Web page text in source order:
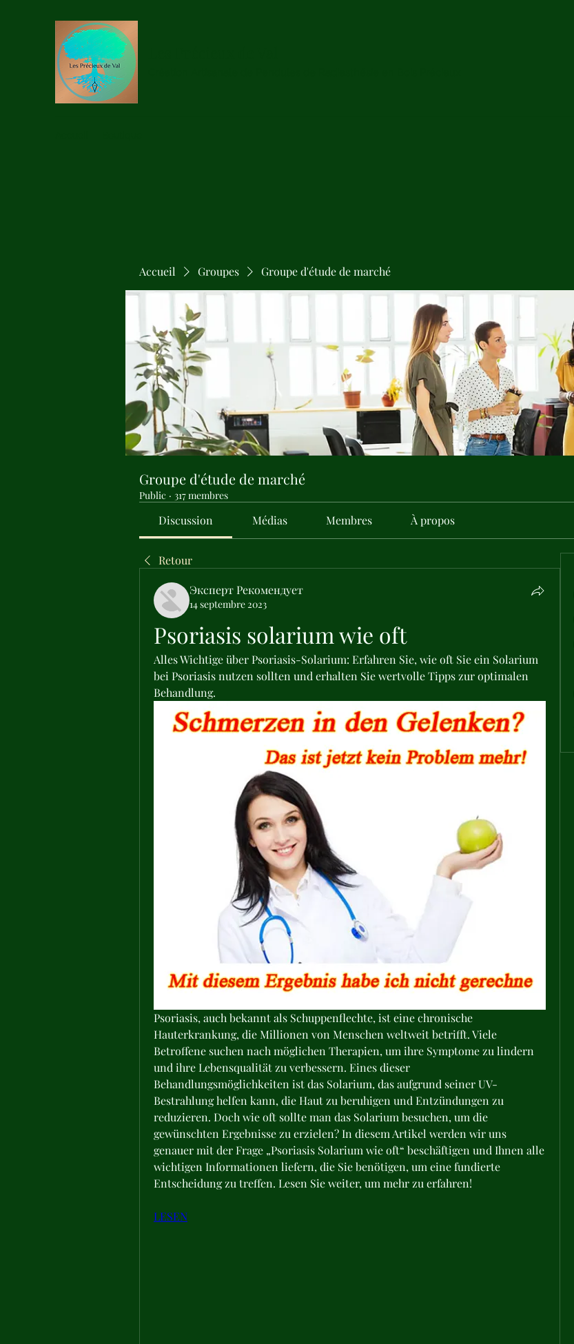
Accueil Groupes Groupe d'étude de marché
Groupe d'étude de marché
Public · 317 membres
Discussion Médias Membres À propos
Retour
Эксперт Рекомендует
14 septembre 2023
Psoriasis solarium wie oft
Alles Wichtige über Psoriasis-Solarium: Erfahren Sie, wie oft Sie ein Solarium
bei Psoriasis nutzen sollten und erhalten Sie wertvolle Tipps zur optimalen
Behandlung.
Psoriasis, auch bekannt als Schuppenflechte, ist eine chronische
Hauterkrankung, die Millionen von Menschen weltweit betrifft. Viele
Betroffene suchen nach möglichen Therapien, um ihre Symptome zu lindern
und ihre Lebensqualität zu verbessern. Eines dieser
Behandlungsmöglichkeiten ist das Solarium, das aufgrund seiner UV-
Bestrahlung helfen kann, die Haut zu beruhigen und Entzündungen zu
reduzieren. Doch wie oft sollte man das Solarium besuchen, um die
gewünschten Ergebnisse zu erzielen? In diesem Artikel werden wir uns
genauer mit der Frage „Psoriasis Solarium wie oft“ beschäftigen und Ihnen alle
wichtigen Informationen liefern, die Sie benötigen, um eine fundierte
Entscheidung zu treffen. Lesen Sie weiter, um mehr zu erfahren!
LESEN